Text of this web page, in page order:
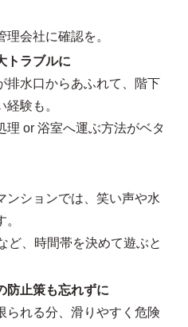
会社に確認を。
トラブルに
排水口からあふれて、階下
験も。
理 or 浴室へ運ぶ方法がベタ
ンションでは、笑い声や水
ど、時間帯を決めて遊ぶと
防止策も忘れずに
られる分、滑りやすく危険